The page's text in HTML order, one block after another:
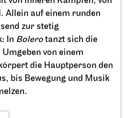
Diverse Veranstaltungsorte
der fernen